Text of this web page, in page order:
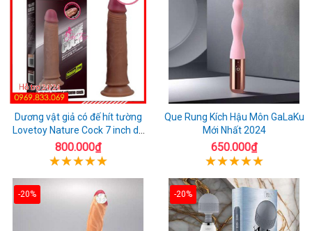
Dương vật giả có đế hít tường
Lovetoy Nature Cock 7 inch da
đen
800.000₫
Que Rung Kích Hậu Môn GaLaKu
Mới Nhất 2024
650.000₫
-20% -20%